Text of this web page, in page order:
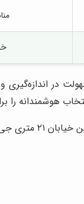
در اندازه‌گیری
هوشمندانه را
- 156 - 158